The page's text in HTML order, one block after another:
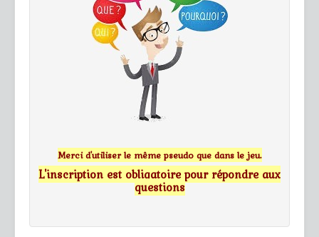
Merci d'utiliser le même pseudo que dans le jeu.
L'inscription est obligatoire pour répondre aux
questions